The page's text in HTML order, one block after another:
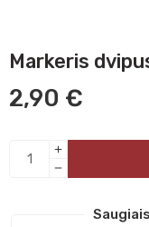
Markeris
2,90 €